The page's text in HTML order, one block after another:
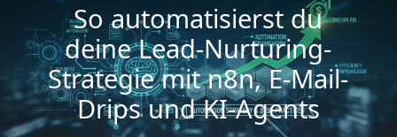
So automatisierst du
deine Lead-Nurturing-
Strategie mit n8n, E-Mail-
Drips und KI-Agents